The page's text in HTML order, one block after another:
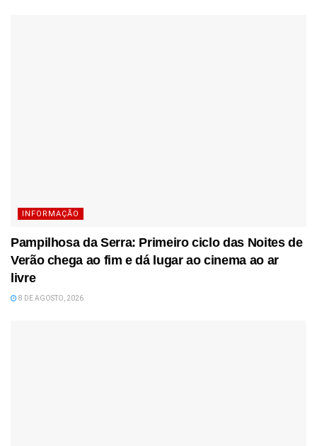
INFORMAÇÃO
Pampilhosa da Serra: Primeiro ciclo das Noites de
Verão chega ao fim e dá lugar ao cinema ao ar
livre
8 DE AGOSTO, 2026